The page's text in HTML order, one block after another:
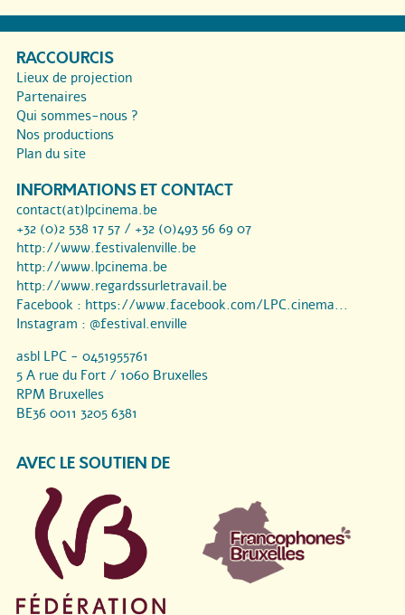
RACCOURCIS
Lieux de projection
Partenaires
Qui sommes-nous ?
Nos productions
Plan du site
INFORMATIONS ET CONTACT
contact(at)lpcinema.be
+32 (0)2 538 17 57 / +32 (0)493 56 69 07
http://www.festivalenville.be
http://www.lpcinema.be
http://www.regardssurletravail.be
Facebook : https://www.facebook.com/LPC.cinema...
Instagram : @festival.enville
asbl LPC - 0451955761
5 A rue du Fort / 1060 Bruxelles
RPM Bruxelles
BE36 0011 3205 6381
AVEC LE SOUTIEN DE